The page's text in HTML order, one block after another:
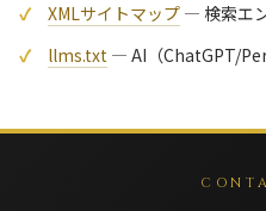
XMLサイトマップ — 検索エ
llms.txt — AI（ChatGPT/